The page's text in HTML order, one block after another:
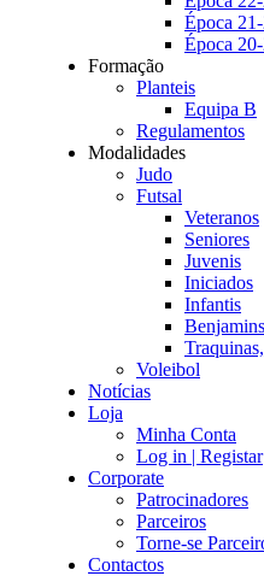
Época
Época 20-
Formação
Planteis
Equipa B
Regulamentos
Modalidades
Judo
Futsal
Veteranos
Seniores
Juvenis
Iniciados
Infantis
Benjamins
Voleibol
Notícias
Loja
Minha Conta
Log in | Registar
Corporate
Patrocinadores
Parceiros
Torne-se
Contactos